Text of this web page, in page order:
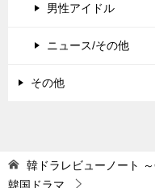
男性アイドル
ニュース/その他
その他
韓ドラレビューノート
韓国ドラマ